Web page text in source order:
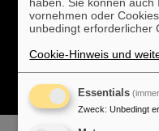
Impressum
vornehmen oder
unbedingt erforderlicher
Cookie-Hinweis und
Essentials
Zweck: Unbedingt